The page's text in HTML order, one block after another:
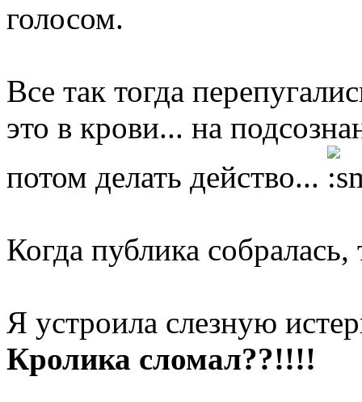
голосом.
Все так тогда
это в крови... на
потом делать действо...
Когда публика
Я устроила слезную
Кролика сломал??!!!!